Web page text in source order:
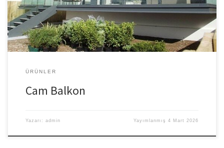
Teksan Cam Balkon kalitesiyle manzaranın keyfini çıkarın. Cam
Balkon Çeşitleri Cam balkon sistemleri kullanım amacına, […]
ÜRÜNLER
Cam Balkon
Yazarı: admin Yayımlanmış4 Mart 2026